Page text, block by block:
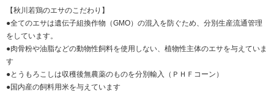
【秋川若鶏のエサのこだわり】
●全てのエサは遺伝子組換作物（GMO）の混入を防ぐため、分別生産流通管理
をしています。
●肉骨粉や油脂などの動物性飼料を使用しない、植物性主体のエサを与えていま
す
●とうもろこしは収穫後無農薬のものを分別輸入（ＰＨＦコーン）
●国内産の飼料用米を与えています